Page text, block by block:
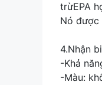
trừEPA
Nó được
4.Nhận
-Khả
-Màu: